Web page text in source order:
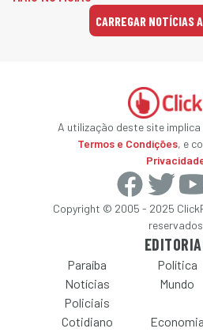
CARREGAR NOTÍCIAS
A utilização deste site
Termos e Condições, e
Copyright © 2005 - 2025
Paraíba Política
Notícias
Policiais
Mundo
Cotidiano Economia